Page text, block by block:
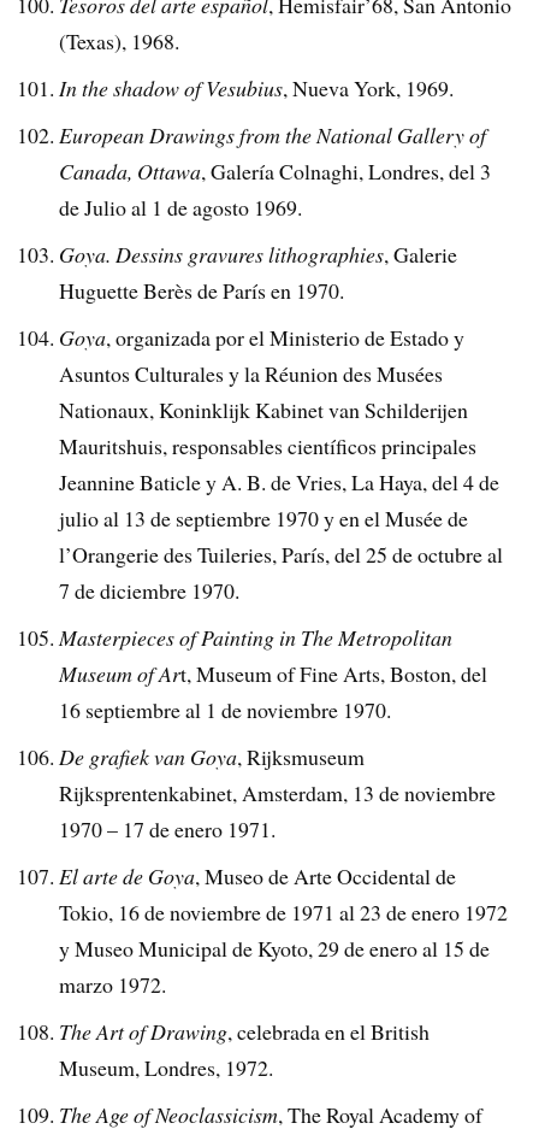
(Texas), 1968.
In the shadow of Vesubius, Nueva York, 1969.
European Drawings from the National Gallery of
Canada, Ottawa, Galería Colnaghi, Londres, del 3
de Julio al 1 de agosto 1969.
Goya. Dessins gravures lithographies, Galerie
Huguette Berès de París en 1970.
Goya, organizada por el Ministerio de Estado y
Asuntos Culturales y la Réunion des Musées
Nationaux, Koninklijk Kabinet van Schilderijen
Mauritshuis, responsables científicos principales
Jeannine Baticle y A. B. de Vries, La Haya, del 4 de
julio al 13 de septiembre 1970 y en el Musée de
l’Orangerie des Tuileries, París, del 25 de octubre al
7 de diciembre 1970.
Masterpieces of Painting in The Metropolitan
Museum of Art, Museum of Fine Arts, Boston, del
16 septiembre al 1 de noviembre 1970.
De grafiek van Goya, Rijksmuseum
Rijksprentenkabinet, Amsterdam, 13 de noviembre
1970 – 17 de enero 1971.
El arte de Goya, Museo de Arte Occidental de
Tokio, 16 de noviembre de 1971 al 23 de enero 1972
y Museo Municipal de Kyoto, 29 de enero al 15 de
marzo 1972.
The Art of Drawing, celebrada en el British
Museum, Londres, 1972.
The Age of Neoclassicism, The Royal Academy of